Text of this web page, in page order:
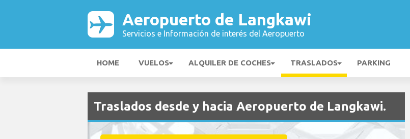
Aeropuerto de Langkawi
Servicios e Información de interés del Aeropuerto
HOME VUELOS ALQUILER DE COCHES TRASLADOS PARKING
Traslados desde y hacia Aeropuerto de Langkawi.